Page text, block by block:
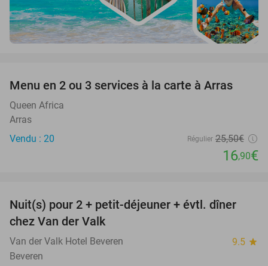
34%
Menu en 2 ou 3 services à la carte à Arras
Queen Africa
Arras
Vendu : 20
Régulier 25,50€
16,90€
51%
Nuit(s) pour 2 + petit-déjeuner + évtl. dîner
chez Van der Valk
Van der Valk Hotel Beveren 9.5 star
Beveren